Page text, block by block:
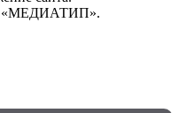
«МЕДИАТИП».